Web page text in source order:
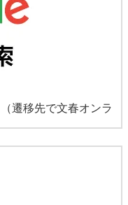
（遷移先で文春オンラ